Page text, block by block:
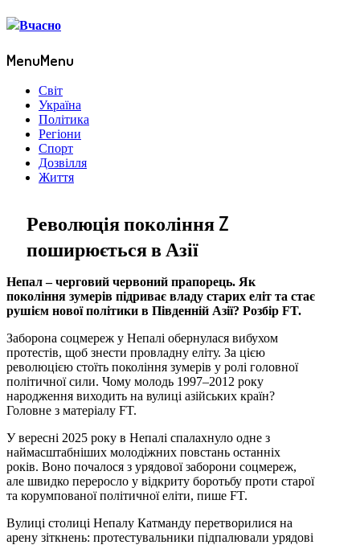
MenuMenu
Світ
Україна
Політика
Регіони
Спорт
Дозвілля
Життя
Революція покоління Z
поширюється в Азії
Непал – черговий червоний прапорець. Як
покоління зумерів підриває владу старих еліт та стає
рушієм нової політики в Південній Азії? Розбір FT.
Заборона соцмереж у Непалі обернулася вибухом
протестів, щоб знести провладну еліту. За цією
революцією стоїть покоління зумерів у ролі головної
політичної сили. Чому молодь 1997–2012 року
народження виходить на вулиці азійських країн?
Головне з матеріалу FT.
У вересні 2025 року в Непалі спалахнуло одне з
наймасштабніших молодіжних повстань останніх
років. Воно почалося з урядової заборони соцмереж,
але швидко переросло у відкриту боротьбу проти старої
та корумпованої політичної еліти, пише FT.
Вулиці столиці Непалу Катманду перетворилися на
арену зіткнень: протестувальники підпалювали урядові